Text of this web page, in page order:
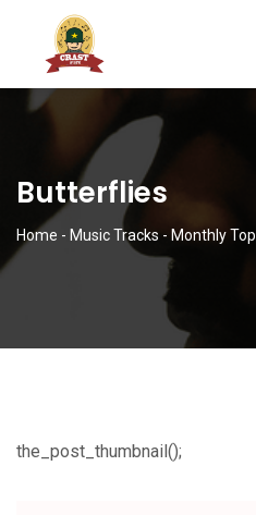
Butterflies
Home - Music Tracks - Monthly Top
the_post_thumbnail();